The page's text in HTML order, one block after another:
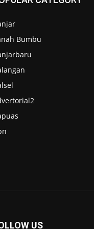
Bumbu
US